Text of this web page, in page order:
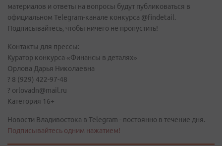
материалов и ответы на вопросы будут публиковаться в
официальном Telegram-канале конкурса @findetail.
Подписывайтесь, чтобы ничего не пропустить!
Контакты для прессы:
Куратор конкурса «Финансы в деталях»
Орлова Дарья Николаевна
? 8 (929) 422-97-48
? orlovadn@mail.ru
Категория 16+
Новости Владивостока в Telegram - постоянно в течение дня.
Подписывайтесь одним нажатием!